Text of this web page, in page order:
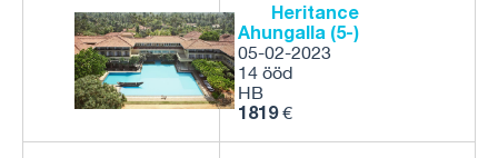
Heritance
Ahungalla (5-)
05-02-2023
14 ööd
HB
1819€